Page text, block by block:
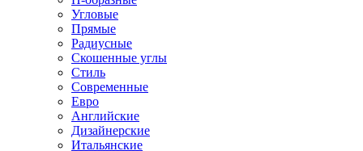
Угловые
Прямые
Радиусные
Скошенные углы
Стиль
Современные
Евро
Английские
Дизайнерские
Итальянские